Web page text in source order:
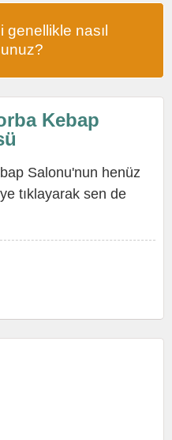
nasıl
Kebap
Salonu'nun henüz
tıklayarak sen de